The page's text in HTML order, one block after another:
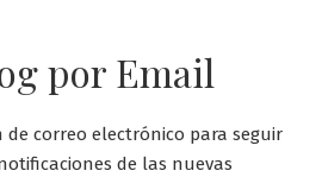
por Email
correo electrónico para seguir
de las nuevas